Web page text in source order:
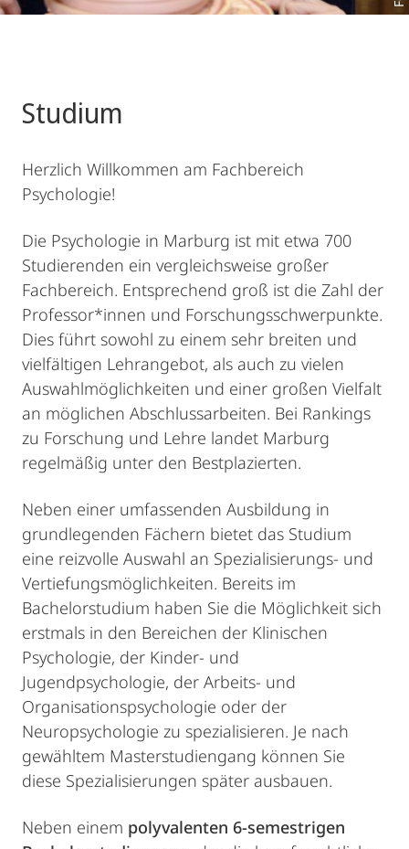
Studium
Herzlich Willkommen am Fachbereich
Psychologie!
Die Psychologie in Marburg ist mit etwa 700
Studierenden ein vergleichsweise großer
Fachbereich. Entsprechend groß ist die Zahl der
Professor*innen und Forschungsschwerpunkte.
Dies führt sowohl zu einem sehr breiten und
vielfältigen Lehrangebot, als auch zu vielen
Auswahlmöglichkeiten und einer großen Vielfalt
an möglichen Abschlussarbeiten. Bei Rankings
zu Forschung und Lehre landet Marburg
regelmäßig unter den Bestplazierten.
Neben einer umfassenden Ausbildung in
grundlegenden Fächern bietet das Studium
eine reizvolle Auswahl an Spezialisierungs- und
Vertiefungsmöglichkeiten. Bereits im
Bachelorstudium haben Sie die Möglichkeit sich
erstmals in den Bereichen der Klinischen
Psychologie, der Kinder- und
Jugendpsychologie, der Arbeits- und
Organisationspsychologie oder der
Neuropsychologie zu spezialisieren. Je nach
gewähltem Masterstudiengang können Sie
diese Spezialisierungen später ausbauen.
Neben einem polyvalenten 6-semestrigen